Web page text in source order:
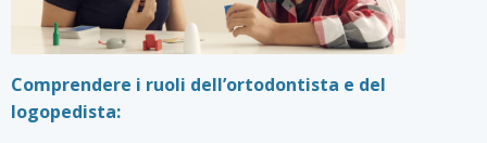
Comprendere i ruoli dell’ortodontista e del
logopedista: